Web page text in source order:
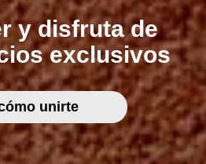
y disfruta de
exclusivos
unirte